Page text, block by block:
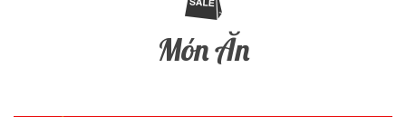
Món Ăn